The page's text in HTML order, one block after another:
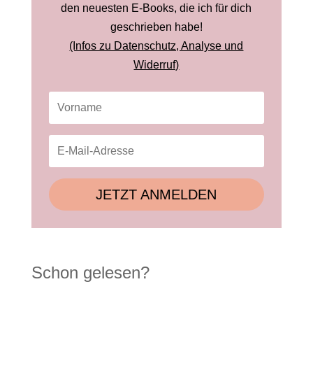
den neuesten E-Books, die ich für dich
geschrieben habe!
(Infos zu Datenschutz, Analyse und
Widerruf)
JETZT ANMELDEN
Schon gelesen?